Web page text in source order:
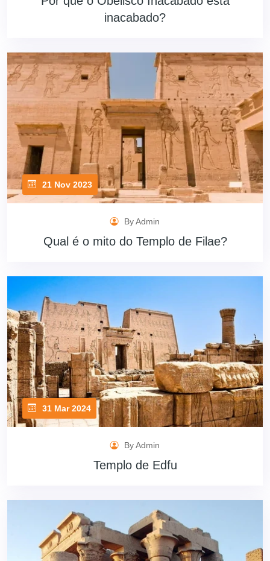
inacabado?
21 Nov 2023
By Admin
Qual é o mito do Templo de Filae?
31 Mar 2024
By Admin
Templo de Edfu